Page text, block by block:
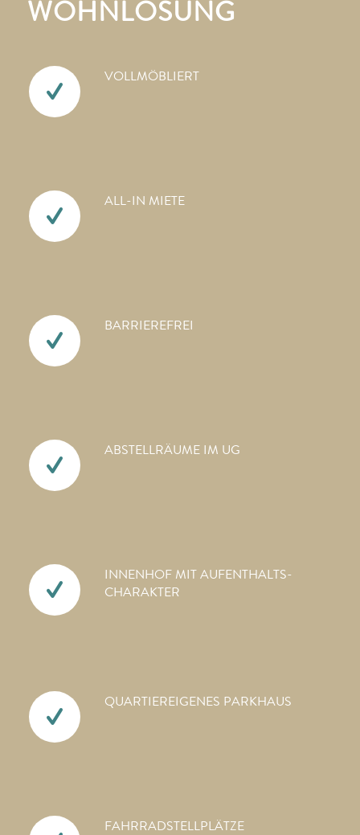
WOHNLÖSUNG
VOLLMÖBLIERT
ALL-IN MIETE
BARRIEREFREI
ABSTELLRÄUME IM UG
INNENHOF MIT AUFENTHALTS­
CHARAKTER
QUARTIEREIGENES PARKHAUS
FAHRRAD­STELLPLÄTZE